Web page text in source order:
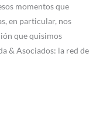
momentos que
en particular, nos
que quisimos
& Asociados: la red de